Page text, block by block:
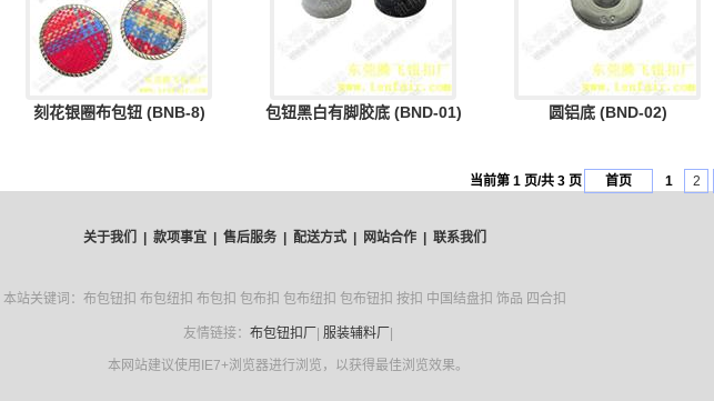
刻花银圈布包钮 (BNB-8) 包钮黑白有脚胶底 (BND-01) 圆铝底 (BND-02)
当前第 1 页/共 3 页 首页 1 2
关于我们 | 款项事宜 | 售后服务 | 配送方式 | 网站合作 | 联系我们
本站关键词：布包钮扣 布包纽扣 布包扣 包布扣 包布纽扣 包布钮扣 按扣 中国结盘扣 饰品 四合扣
友情链接： 布包钮扣厂 服装辅料厂
本网站建议使用IE7+浏览器进行浏览，以获得最佳浏览效果。